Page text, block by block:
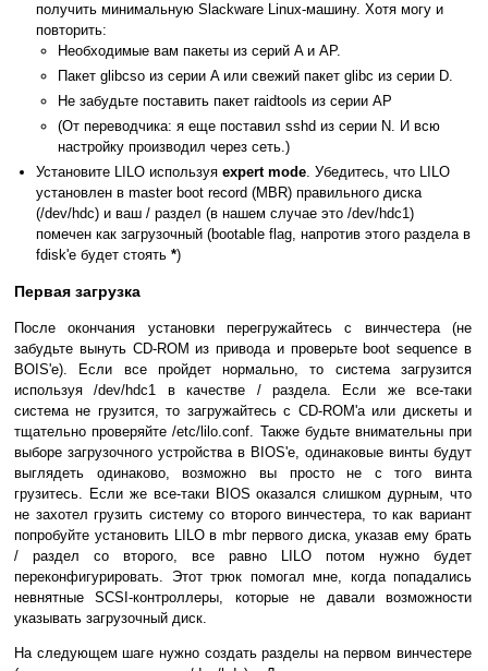
получить минимальную Slackware Linux-машину. Хотя могу и
повторить:
Необходимые вам пакеты из серий A и AP.
Пакет glibcso из серии A или свежий пакет glibc из серии D.
Не забудьте поставить пакет raidtools из серии AP
(От переводчика: я еще поставил sshd из серии N. И всю
настройку производил через сеть.)
Установите LILO используя expert mode. Убедитесь, что LILO
установлен в master boot record (MBR) правильного диска
(/dev/hdc) и ваш / раздел (в нашем случае это /dev/hdc1)
помечен как загрузочный (bootable flag, напротив этого раздела в
fdisk'е будет стоять *)
Первая загрузка
После окончания установки перегружайтесь с винчестера (не
забудьте вынуть CD-ROM из привода и проверьте boot sequence в
BOIS'е). Если все пройдет нормально, то система загрузится
используя /dev/hdc1 в качестве / раздела. Если же все-таки
система не грузится, то загружайтесь с CD-ROM'а или дискеты и
тщательно проверяйте /etc/lilo.conf. Также будьте внимательны при
выборе загрузочного устройства в BIOS'е, одинаковые винты будут
выглядеть одинаково, возможно вы просто не с того винта
грузитесь. Если же все-таки BIOS оказался слишком дурным, что
не захотел грузить систему со второго винчестера, то как вариант
попробуйте установить LILO в mbr первого диска, указав ему брать
/ раздел со второго, все равно LILO потом нужно будет
переконфигурировать. Этот трюк помогал мне, когда попадались
невнятные SCSI-контроллеры, которые не давали возможности
указывать загрузочный диск.
На следующем шаге нужно создать разделы на первом винчестере